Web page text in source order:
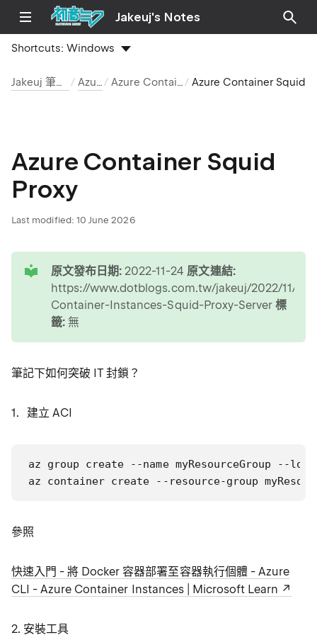
Jakeuj's Notes
Shortcuts:Windows
Jakeuj 筆記本 Azure Azure Container
Azure Container Squid
Proxy
Last modified: 10 June 2026
原文發布日期: 2022-11-24 原文連結:
https://www.dotblogs.com.tw/jakeuj/2022/11/24/
Container-Instances-Squid-Proxy-Server 標
籤: 無
筆記下如何突破 IT 封鎖？
建立 ACI
az group create --name myResourceGroup --
az container create --resource-group
參照
快速入門 - 將 Docker 容器部署至容器執行個體 - Azure
CLI - Azure Container Instances | Microsoft Learn
2. 安裝工具